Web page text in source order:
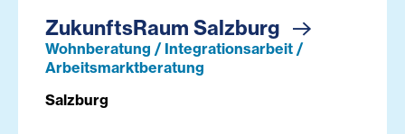
ZukunftsRaum Salzburg
Wohnberatung / Integrationsarbeit /
Arbeitsmarktberatung
Salzburg